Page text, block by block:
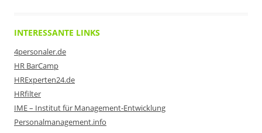
INTERESSANTE LINKS
4personaler.de
HR BarCamp
HRExperten24.de
HRfilter
IME – Institut für Management-Entwicklung
Personalmanagement.info